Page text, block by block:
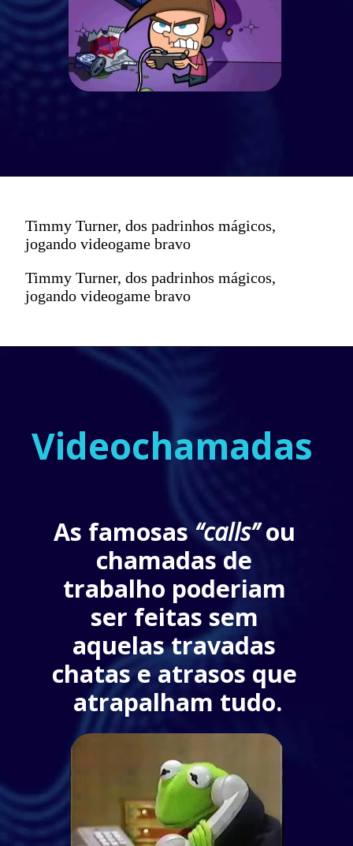
Timmy Turner, dos padrinhos mágicos,
jogando videogame bravo
Timmy Turner, dos padrinhos mágicos,
jogando videogame bravo
Videochamadas
As famosas “calls” ou
chamadas de
trabalho poderiam
ser feitas sem
aquelas travadas
chatas e atrasos que
atrapalham tudo.